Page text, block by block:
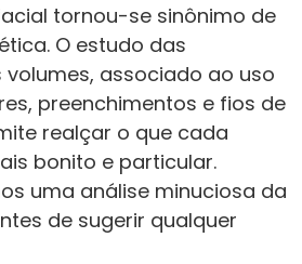
tornou-se sinônimo de
O estudo das
associado ao uso
preenchimentos e fios de
realçar o que cada
bonito e particular.
uma análise minuciosa da
de sugerir qualquer